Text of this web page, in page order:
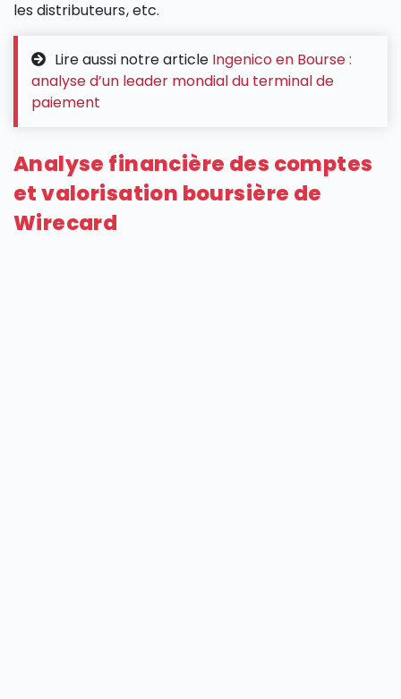
les distributeurs, etc.
Lire aussi notre article Ingenico en Bourse :
analyse d’un leader mondial du terminal de
paiement
Analyse financière des comptes
et valorisation boursière de
Wirecard